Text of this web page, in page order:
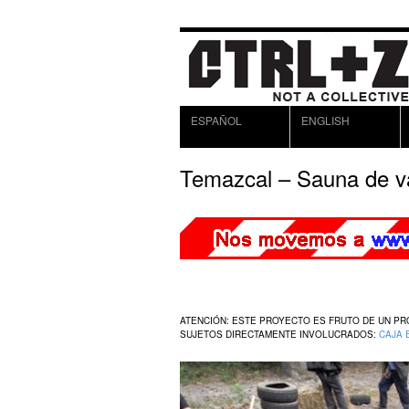
ESPAÑOL ENGLISH
Temazcal – Sauna de
ATENCIÓN: ESTE PROYECTO ES FRUTO DE UN
SUJETOS DIRECTAMENTE INVOLUCRADOS: CAJA